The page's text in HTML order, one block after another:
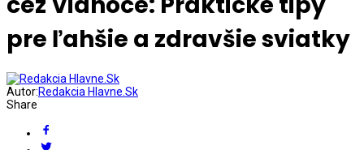
pre ľahšie a zdravšie sviatky
Autor:Redakcia Hlavne.Sk
Share